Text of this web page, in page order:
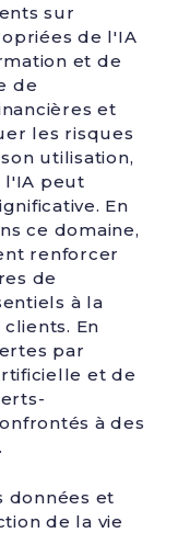
sur
de l'IA
et de
de
et
les risques
utilisation,
l'IA peut
En
ce domaine,
renforcer
de
à la
En
par
et de
à des
données et
de la vie